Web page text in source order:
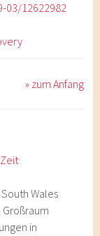
03/12622982
» zum Anfang
Wales
Großraum
in